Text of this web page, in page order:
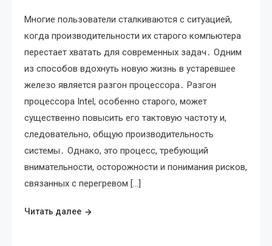
Многие пользователи сталкиваются с ситуацией,
когда производительности их старого компьютера
перестает хватать для современных задач․ Одним
из способов вдохнуть новую жизнь в устаревшее
железо является разгон процессора․ Разгон
процессора Intel, особенно старого, может
существенно повысить его тактовую частоту и,
следовательно, общую производительность
системы․ Однако, это процесс, требующий
внимательности, осторожности и понимания рисков,
связанных с перегревом […]
Читать далее